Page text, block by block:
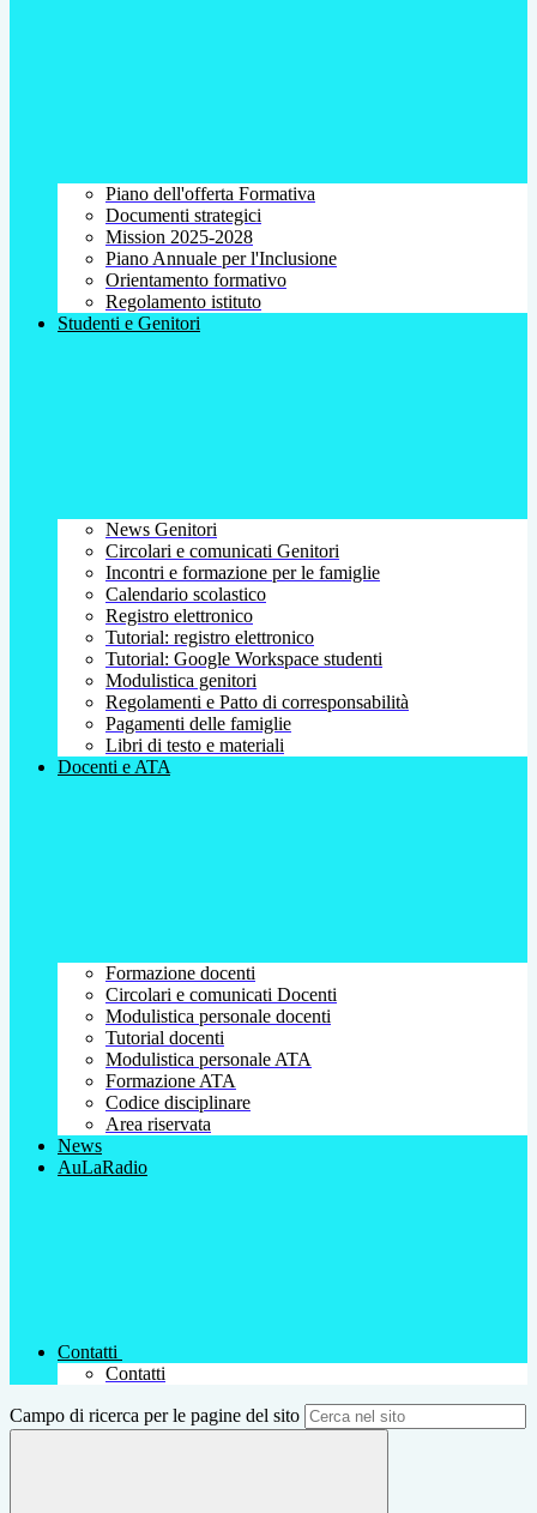
Piano dell'offerta Formativa
Documenti strategici
Mission 2025-2028
Piano Annuale per l'Inclusione
Orientamento formativo
Regolamento istituto
Studenti e Genitori
News Genitori
Circolari e comunicati Genitori
Incontri e formazione per le famiglie
Calendario scolastico
Registro elettronico
Tutorial: registro elettronico
Tutorial: Google Workspace studenti
Modulistica genitori
Regolamenti e Patto di corresponsabilità
Pagamenti delle famiglie
Libri di testo e materiali
Docenti e ATA
Formazione docenti
Circolari e comunicati Docenti
Modulistica personale docenti
Tutorial docenti
Modulistica personale ATA
Formazione ATA
Codice disciplinare
Area riservata
News
AuLaRadio
Contatti
Contatti
Campo di ricerca per le pagine del sito